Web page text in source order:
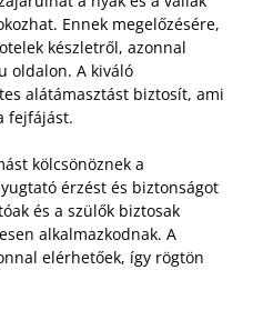
Ennek megelőzésére,
készletről, azonnal
oldalon. A kiváló
alátámasztást biztosít, ami
fejfájást.
kölcsönöznek a
érzést és biztonságot
és a szülők biztosak
alkalmazkodnak. A
elérhetőek, így rögtön